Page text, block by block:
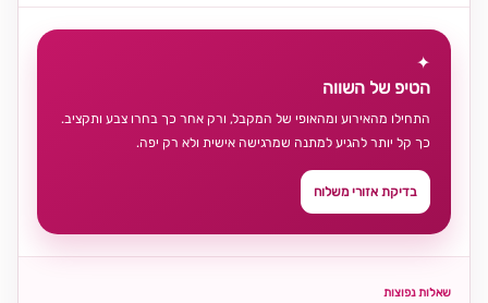
✦
הטיפ של השווה
התחילו מהאירוע ומהאופי של המקבל, ורק אחר כך בחרו צבע ותקציב.
כך קל יותר להגיע למתנה שמרגישה אישית ולא רק יפה.
בדיקת אזורי משלוח
שאלות נפוצות